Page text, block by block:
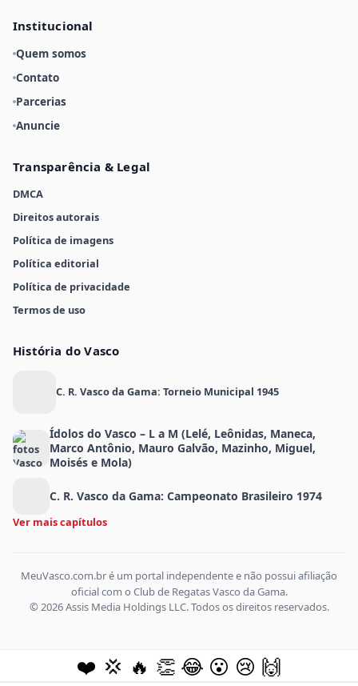
Institucional
Quem somos
Contato
Parcerias
Anuncie
Transparência & Legal
DMCA
Direitos autorais
Política de imagens
Política editorial
Política de privacidade
Termos de uso
História do Vasco
C. R. Vasco da Gama: Torneio Municipal 1945
Ídolos do Vasco – L a M (Lelé, Leônidas, Maneca,
Marco Antônio, Mauro Galvão, Mazinho, Miguel,
Moisés e Mola)
C. R. Vasco da Gama: Campeonato Brasileiro 1974
Ver mais capítulos
MeuVasco.com.br é um portal independente e não possui afiliação
oficial com o Club de Regatas Vasco da Gama.
© 2026 Assis Media Holdings LLC. Todos os direitos reservados.
❤️ 💢 🔥 👏 😂 😮 😢 🙌